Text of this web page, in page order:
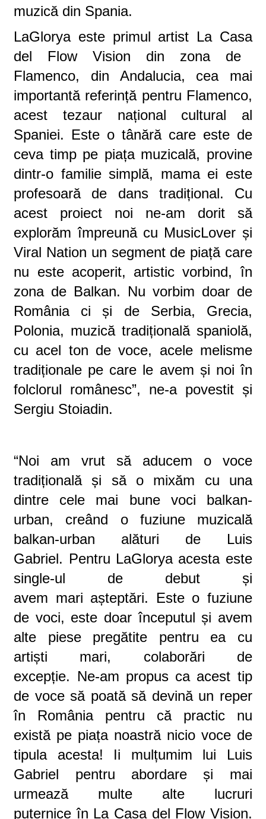
muzică din Spania.
LaGlorya este primul artist La Casa
del Flow Vision din zona de
Flamenco, din Andalucia, cea mai
importantă referință pentru Flamenco,
acest tezaur național cultural al
Spaniei. Este o tânără care este de
ceva timp pe piața muzicală, provine
dintr-o familie simplă, mama ei este
profesoară de dans tradițional. Cu
acest proiect noi ne-am dorit să
explorăm împreună cu MusicLover și
Viral Nation un segment de piață care
nu este acoperit, artistic vorbind, în
zona de Balkan. Nu vorbim doar de
România ci și de Serbia, Grecia,
Polonia, muzică tradițională spaniolă,
cu acel ton de voce, acele melisme
tradiționale pe care le avem și noi în
folclorul românesc”, ne-a povestit și
Sergiu Stoiadin.
“Noi am vrut să aducem o voce
tradițională și să o mixăm cu una
dintre cele mai bune voci balkan-
urban, creând o fuziune muzicală
balkan-urban alături de Luis
Gabriel. Pentru LaGlorya acesta este
single-ul de debut și
avem mari așteptări. Este o fuziune
de voci, este doar începutul și avem
alte piese pregătite pentru ea cu
artiști mari, colaborări de
excepție. Ne-am propus caacest tip
de voce să poată să devină un reper
în România pentru că practic nu
există pe piațanoastră nicio voce de
tipula acesta! Ii mulțumim lui Luis
Gabriel pentru abordare și mai
urmează multe alte lucruri
puterniceîn La Casadel Flow Vision.